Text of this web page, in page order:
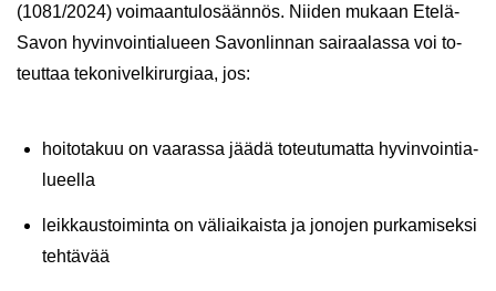
(1081/2024) voi­maan­tu­los­ään­nös. Nii­den mu­kaan Etelä-​
Savon hy­vin­voin­tia­lu­een Sa­von­lin­nan sai­raa­las­sa voi to­
teut­taa te­ko­ni­vel­ki­rur­gi­aa, jos:
hoi­to­ta­kuu on vaa­ras­sa jäädä to­teu­tu­mat­ta hy­vin­voin­tia­
lu­eel­la
leik­kaus­toi­min­ta on vä­liai­kais­ta ja jo­no­jen pur­ka­mi­sek­si
teh­tä­vää